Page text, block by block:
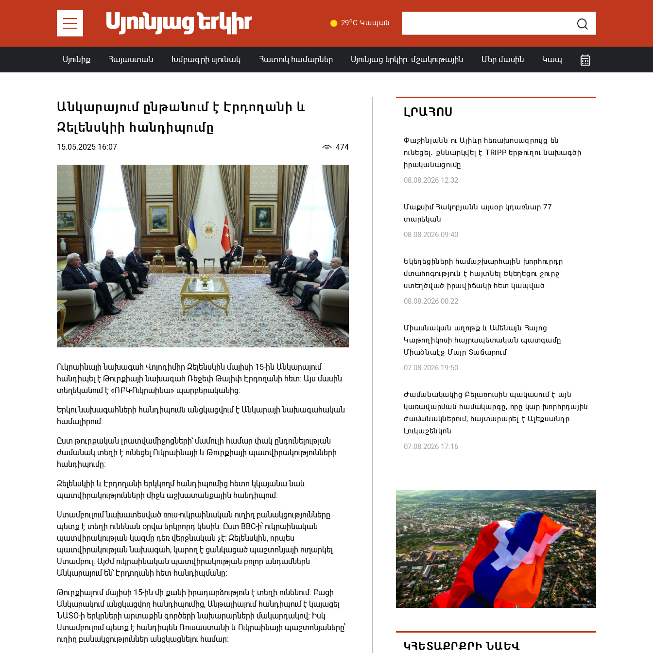
29oC Կապան
Սյունիք Հայաստան Խմբագրի սյունակ Հատուկ համարներ Սյունյաց երկիր. մշակութային Մեր մասին Կապ
Անկարայում ընթանում է Էրդողանի և
Զելենսկիի հանդիպումը
15.05.2025 16:07 474
Ուկրաինայի նախագահ Վոլոդիմիր Զելենսկին մայիսի 15-ին Անկարայում
հանդիպել է Թուրքիայի նախագահ Ռեջեփ Թայիփ Էրդողանի հետ։ Այս մասին
տեղեկանում է «ՌԲԿ-Ուկրաինա» պարբերականից։
Երկու նախագահների հանդիպումն անցկացվում է Անկարայի նախագահական
համալիրում։
Ըստ թուրքական լրատվամիջոցների՝ մամուլի համար փակ ընդունելության
ժամանակ տեղի է ունեցել Ուկրաինայի և Թուրքիայի պատվիրակությունների
հանդիպումը։
Զելենսկիի և Էրդողանի երկկողմ հանդիպումից հետո կկայանա նաև
պատվիրակությունների միջև աշխատանքային հանդիպում։
Ստամբուլում նախատեսված ռուս-ուկրաինական ուղիղ բանակցությունները
պետք է տեղի ունենան օրվա երկրորդ կեսին։ Ըստ BBC-ի՝ ուկրաինական
պատվիրակության կազմը դեռ վերջնական չէ։ Զելենսկին, որպես
պատվիրակության նախագահ, կարող է ցանկացած պաշտոնյայի ուղարկել
Ստամբուլ։ Այժմ ուկրաինական պատվիրակության բոլոր անդամներն
Անկարայում են՝ Էրդողանի հետ հանդիպմանը։
Թուրքիայում մայիսի 15-ին մի քանի իրադարձություն է տեղի ունենում։ Բացի
Անկարակում անցկացվող հանդիպումից, Անթալիայում հանդիպում է կայացել
ՆԱՏՕ-ի երկրների արտաքին գործերի նախարարների մակարդակով։ Իսկ
Ստամբուլում պետք է հանդիպեն Ռուսաստանի և Ուկրաինայի պաշտոնյաները՝
ուղիղ բանակցություններ անցկացնելու համար։
ԼՐԱՀՈՍ
Փաշինյանն ու Ալիևը հեռախոսազրույց են
ունեցել․ քննարկվել է TRIPP երթուղու նախագծի
իրականացումը
08.08.2026 12:32
Մաքսիմ Հակոբյանն այսօր կդառնար 77
տարեկան
08.08.2026 09:40
Եկեղեցիների համաշխարհային խորհուրդը
մտահոգություն է հայտնել Եկեղեցու շուրջ
ստեղծված իրավիճակի հետ կապված
08.08.2026 00:22
Միասնական աղոթք և Ամենայն Հայոց
Կաթողիկոսի հայրապետական պատգամը
Միածնաէջ Մայր Տաճարում
07.08.2026 19:50
Ժամանակակից Բելառուսին պակասում է այն
կառավարման համակարգը, որը կար խորհրդային
ժամանակներում, հայտարարել է Ալեքսանդր
Լուկաշենկոն
07.08.2026 17:16
Հանրապետություն
07.08.2026 16:57
Գարեգին Բ-ի և եպիսկոպոսների գործով
դատավորն ինքնաբացարկ է հայտնել
07.08.2026 16:55
Թուրքիան, Սաուդյան Արաբիան և Պակիստանը
ռազմական դաշինք ստեղծելու մասին
07.08.2026 16:43
ԿՀԵՏԱՔՐՔՐԻ ՆԱԵՎ